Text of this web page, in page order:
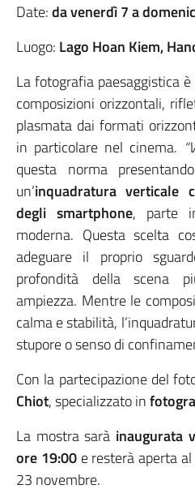
Date:davenerdì 7 a
Luogo: Lago Hoan Kiem,
La fotografia paesaggistica
composizioni orizzontali,
plasmata dai formati
in particolare nel cinema.
questa norma
un’inquadratura verticale
degli smartphone, parte
moderna. Questa scelta
adeguare il proprio
profondità della scena
ampiezza. Mentre le
calma e stabilità,
stupore o senso di
Con la partecipazione del
Chiot, specializzato in
La mostra sarà inaugurata
ore 19:00e resterà aperta
23 novembre.